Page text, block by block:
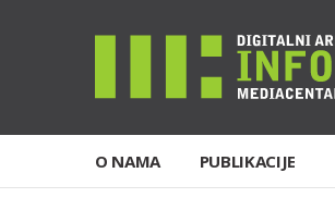
O NAMA PUBLIKACIJE